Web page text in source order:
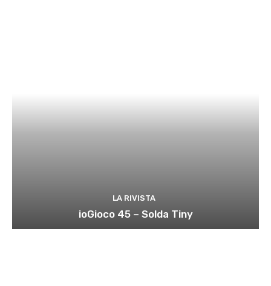
LA RIVISTA
ioGioco 45 – Solda Tiny